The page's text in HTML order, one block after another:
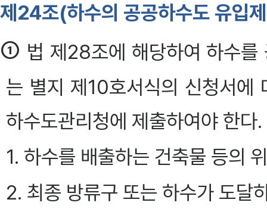
제24조(하수의 공공하수도 유입
① 법 제28조에 해당하여 하수를
는 별지 제10호서식의 신청서에
하수도관리청에 제출하여야 한다.
1. 하수를 배출하는 건축물 등의
2. 최종 방류구 또는 하수가 도달